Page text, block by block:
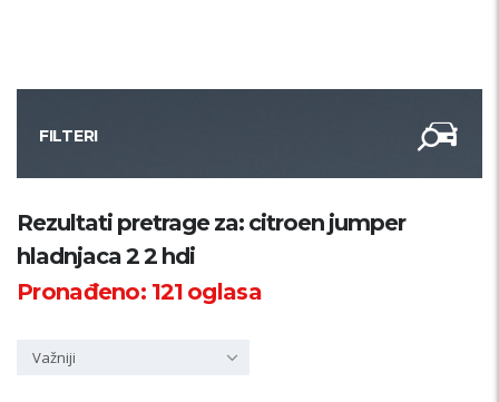
FILTERI
Kategorija
Županija
Rezultati pretrage za: citroen jumper
hladnjaca 2 2 hdi
Pronađeno: 121oglasa
Važniji